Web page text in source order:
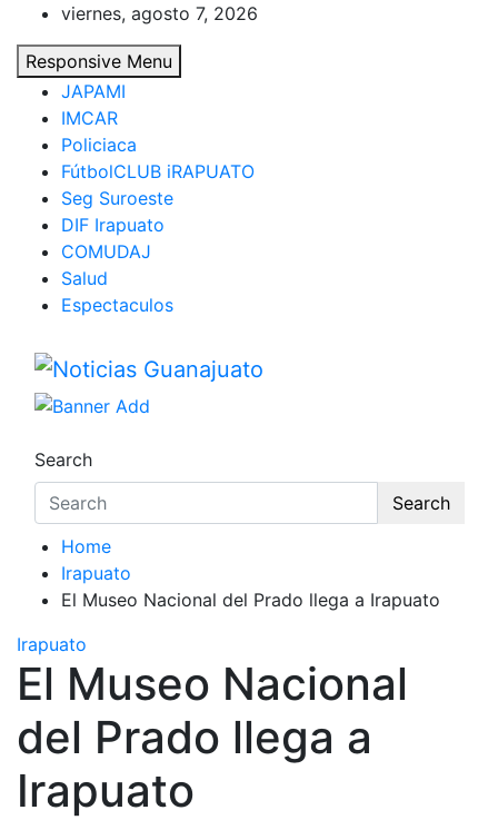
content
viernes, agosto 7, 2026
Responsive Menu
JAPAMI
IMCAR
Policiaca
FútbolCLUB iRAPUATO
Seg Suroeste
DIF Irapuato
COMUDAJ
Salud
Espectaculos
Noticias Guanajuato
Search
Search
Home
Irapuato
El Museo Nacional del Prado llega a Irapuato
Irapuato
El Museo Nacional
del Prado llega a
Irapuato